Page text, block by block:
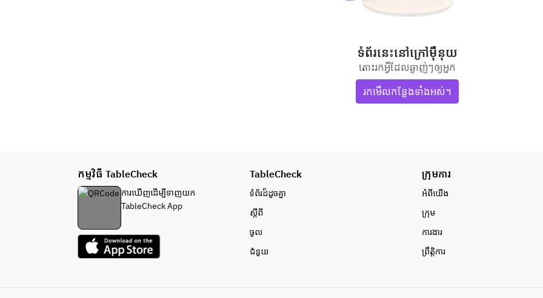
ទំព័រនេះ​នៅ​ក្រៅ​ម៉ឺនុយ
តោះរកអ្វីដែលឆ្ងាញ់ៗឲ្យអ្នក
រកមើលកន្លែងទាំងអស់។
កម្មវិធី TableCheck
ការ​ឃើញដើម្បី​ទាញយក
TableCheck App
TableCheck
ទំព័រ​ដ៏ដូចគ្នា
ស្តីពី
ចូល
ជំនួយ
ក្រុមការ
អំពី​យើង
ក្រុម
ការងារ
ព្រឹត្តិការ